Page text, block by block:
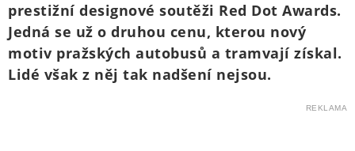
prestižní designové soutěži Red Dot Awards.
Jedná se už o druhou cenu, kterou nový
motiv pražských autobusů a tramvají získal.
Lidé však z něj tak nadšení nejsou.
REKLAMA